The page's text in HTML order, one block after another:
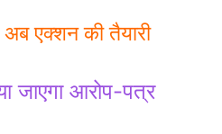
एक्शन की तैयारी
जाएगा आरोप-पत्र